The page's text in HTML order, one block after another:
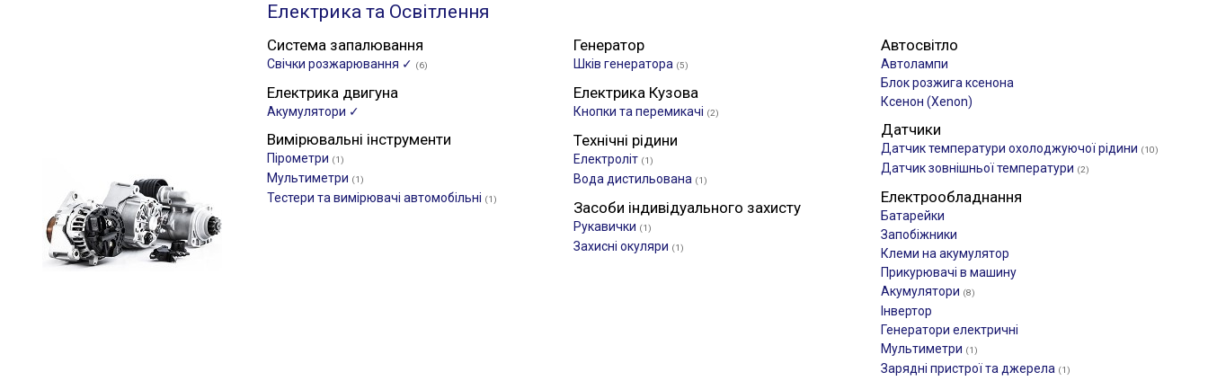
Електрика та Освітлення
Система запалювання
Свічки розжарювання ✓ (6)
Генератор
Шків генератора (5)
Автосвітло
Автолампи
Блок розжига ксенона
Ксенон (Xenon)
Електрика двигуна
Акумулятори ✓
Електрика Кузова
Кнопки та перемикачі (2)
Датчики
Датчик температури охолоджуючої рідини (10)
Датчик зовнішньої температури (2)
Вимірювальні інструменти
Пірометри (1)
Мультиметри (1)
Тестери та вимірювачі автомобільні (1)
Технічні рідини
Електроліт (1)
Вода дистильована (1)
Електрообладнання
Батарейки
Запобіжники
Клеми на акумулятор
Прикурювачі в машину
Акумулятори (8)
Інвертор
Генератори електричні
Мультиметри (1)
Зарядні пристрої та джерела (1)
Засоби індивідуального захисту
Рукавички (1)
Захисні окуляри (1)